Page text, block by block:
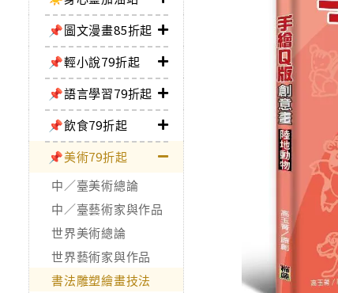
📌圖文漫畫85折起
📌輕小說79折起
📌語言學習79折起
📌飲食79折起
📌美術79折起
中／臺美術總論
中／臺藝術家與作品
世界美術總論
世界藝術家與作品
書法雕塑繪畫技法